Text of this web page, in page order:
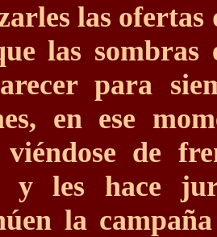
las
las sombras
para
en ese
viéndose de
y les hace
la